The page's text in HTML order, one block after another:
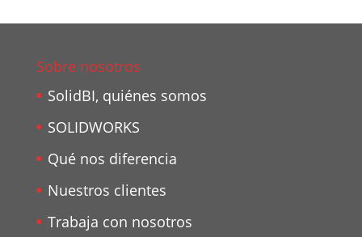
Sobre nosotros
SolidBI, quiénes somos
SOLIDWORKS
Qué nos diferencia
Nuestros clientes
Trabaja con nosotros